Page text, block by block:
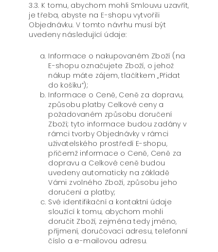
3.3. K tomu, abychom mohli Smlouvu uzavřít,
je třeba, abyste na E-shopu vytvořili
Objednávku. V tomto návrhu musí být
uvedeny následující údaje:
Informace o nakupovaném Zboží (na
E-shopu označujete Zboží, o jehož
nákup máte zájem, tlačítkem „Přidat
do košíku“);
Informace o Ceně, Ceně za dopravu,
způsobu platby Celkové ceny a
požadovaném způsobu doručení
Zboží; tyto informace budou zadány v
rámci tvorby Objednávky v rámci
uživatelského prostředí E-shopu,
přičemž informace o Ceně, Ceně za
dopravu a Celkové ceně budou
uvedeny automaticky na základě
Vámi zvolného Zboží, způsobu jeho
doručení a platby;
Své identifikační a kontaktní údaje
sloužící k tomu, abychom mohli
doručit Zboží, zejména tedy jméno,
příjmení, doručovací adresu, telefonní
číslo a e-mailovou adresu.